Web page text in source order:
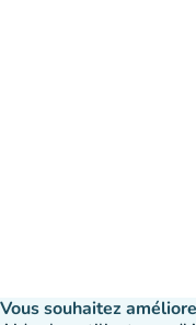
Vous souhaitez